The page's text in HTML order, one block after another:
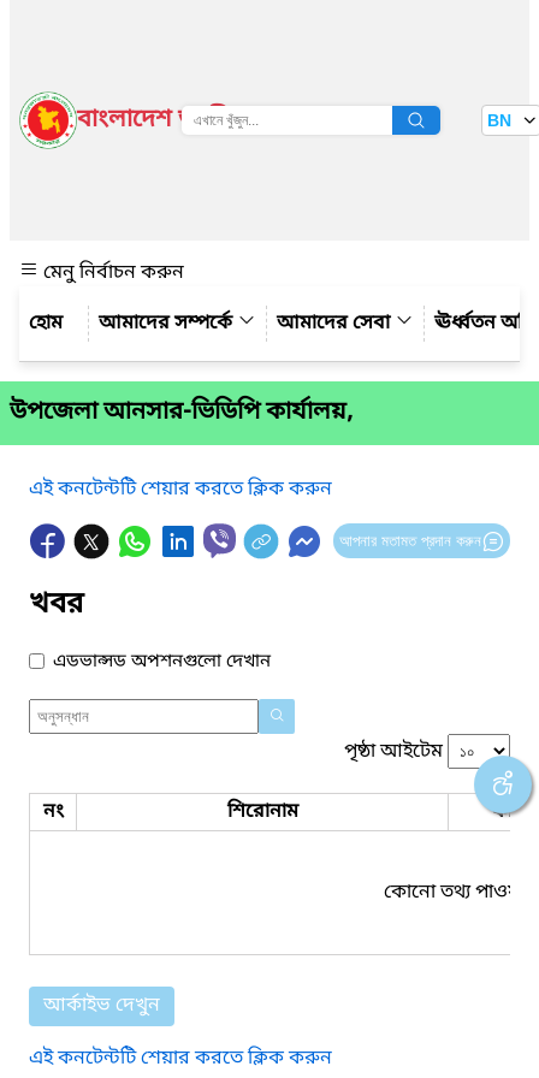
বাংলাদেশ জাতীয় তথ্য বাতায়ন BN
মেনু নির্বাচন করুন
আমাদের সম্পর্কে
আমাদের সেবা ঊর্ধ্বতন
উপজেলা আনসার-ভিডিপি কার্যালয়,
এই কনটেন্টটি শেয়ার করতে ক্লিক করুন
আপনার মতামত প্রদান করুন
খবর
এডভান্সড অপশনগুলো দেখান
পৃষ্ঠা আইটেম
নং শিরোনাম ফাইল
কোনো তথ্য পাওয়া
আর্কাইভ দেখুন
এই কনটেন্টটি শেয়ার করতে ক্লিক করুন